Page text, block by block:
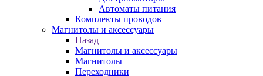
Автоматы питания
Комплекты проводов
Магнитолы и аксессуары
Назад
Магнитолы и аксессуары
Магнитолы
Переходники